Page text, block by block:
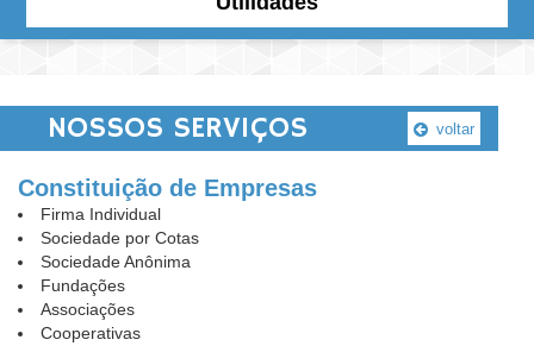
NOSSOS SERVIÇOS voltar
Constituição de Empresas
Firma Individual
Sociedade por Cotas
Sociedade Anônima
Fundações
Associações
Cooperativas